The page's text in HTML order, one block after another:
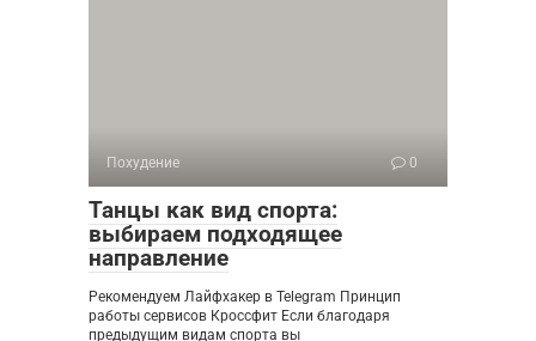
Похудение 0
Танцы как вид спорта:
выбираем подходящее
направление
Рекомендуем Лайфхакер в Telegram Принцип
работы сервисов Кроссфит Если благодаря
предыдущим видам спорта вы